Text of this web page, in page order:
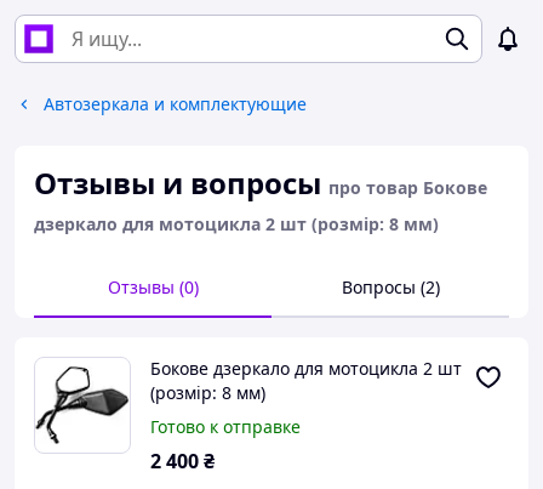
Автозеркала и комплектующие
Отзывы и вопросы про товар Бокове
дзеркало для мотоцикла 2 шт (розмір: 8 мм)
Отзывы (0) Вопросы (2)
Бокове дзеркало для мотоцикла 2 шт
(розмір: 8 мм)
Готово к отправке
2 400₴